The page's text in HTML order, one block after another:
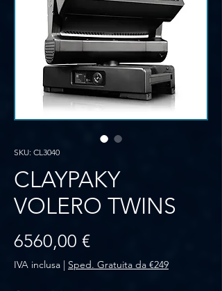
SKU: CL3040
CLAYPAKY
VOLERO TWINS
6560,00 €Prezzo
IVA inclusa | Sped. Gratuita da €249